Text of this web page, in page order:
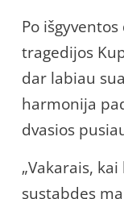
Po
tragedijos
dar labiau
harmonija
dvasios
„Vakarais,
sustabdęs